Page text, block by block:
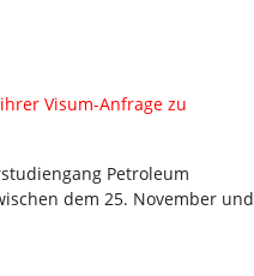
Visum-Anfrage zu
Petroleum
dem 25. November und